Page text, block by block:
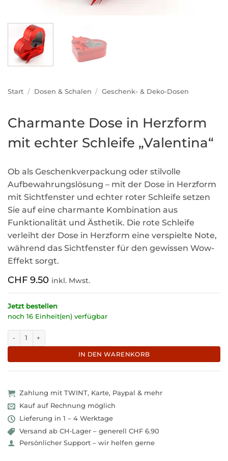
Start / Dosen & Schalen / Geschenk- & Deko-Dosen
Charmante Dose in Herzform
mit echter Schleife „Valentina“
Ob als Geschenkverpackung oder stilvolle
Aufbewahrungslösung – mit der Dose in Herzform
mit Sichtfenster und echter roter Schleife setzen
Sie auf eine charmante Kombination aus
Funktionalität und Ästhetik. Die rote Schleife
verleiht der Dose in Herzform eine verspielte Note,
während das Sichtfenster für den gewissen Wow-
Effekt sorgt.
CHF 9.50 inkl. Mwst.
Jetzt bestellen
noch 16 Einheit(en) verfügbar
Charmante Dose in Herzform mit echter Schleife "Valentina" Menge
IN DEN WARENKORB
Zahlung mit TWINT, Karte, Paypal & mehr
Kauf auf Rechnung möglich
Lieferung in 1 – 4 Werktage
Versand ab CH‑Lager – generell CHF 6.90
Persönlicher Support – wir helfen gerne